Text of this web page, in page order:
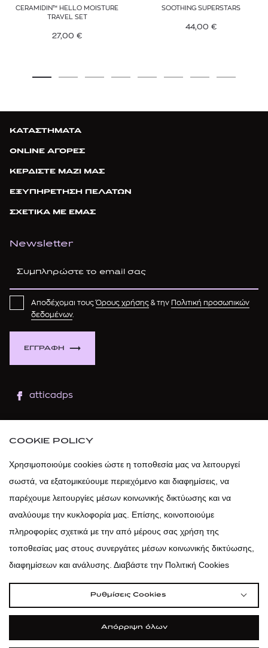
CERAMIDIN™ HELLO MOISTURE
TRAVEL SET
27,00 €
SOOTHING SUPERSTARS
44,00 €
ΚΑΤΑΣΤΗΜΑΤΑ
ONLINE ΑΓΟΡΕΣ
ΚΕΡΔΙΣΤΕ ΜΑΖΙ ΜΑΣ
ΕΞΥΠΗΡΕΤΗΣΗ ΠΕΛΑΤΩΝ
ΣΧΕΤΙΚΑ ΜΕ ΕΜΑΣ
Newsletter
ΕΓΓΡΑΦΗ
Αποδέχομαι τουςΌρους χρήσης & την Πολιτική προσωπικών
δεδομένων.
atticadps
atticadps
COOKIE POLICY
Χρησιμοποιούμε cookies ώστε η τοποθεσία μας να λειτουργεί
σωστά, να εξατομικεύουμε περιεχόμενο και διαφημίσεις, να
παρέχουμε λειτουργίες μέσων κοινωνικής δικτύωσης και να
αναλύουμε την κυκλοφορία μας. Επίσης, κοινοποιούμε
πληροφορίες σχετικά με την από μέρους σας χρήση της
τοποθεσίας μας στους συνεργάτες μέσων κοινωνικής δικτύωσης,
διαφημίσεων και ανάλυσης. Διαβάστε την Πολιτική Cookies
Ρυθμίσεις Cookies
Απόρριψη όλων